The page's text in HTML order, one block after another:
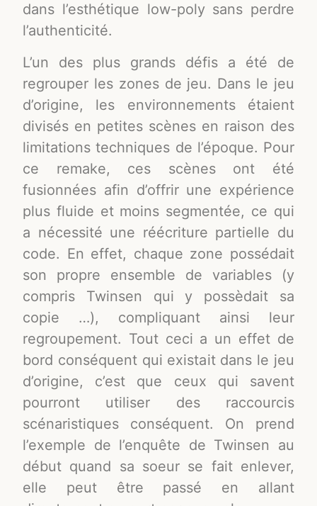
dans l’esthétique low-poly sans perdre
l’authenticité.
L’un des plus grands défis a été de
regrouper les zones de jeu. Dans le jeu
d’origine, les environnements étaient
divisés en petites scènes en raison des
limitations techniques de l’époque. Pour
ce remake, ces scènes ont été
fusionnées afin d’offrir une expérience
plus fluide et moins segmentée, ce qui
a nécessité une réécriture partielle du
code. En effet, chaque zone possédait
son propre ensemble de variables (y
compris Twinsen qui y possèdait sa
copie …), compliquant ainsi leur
regroupement​. Tout ceci a un effet de
bord conséquent qui existait dans le jeu
d’origine, c’est que ceux qui savent
pourront utiliser des raccourcis
scénaristiques conséquent. On prend
l’exemple de l’enquête de Twinsen au
début quand sa soeur se fait enlever,
elle peut être passé en allant